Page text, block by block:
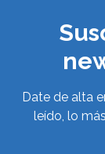
Date de alta
leído, lo